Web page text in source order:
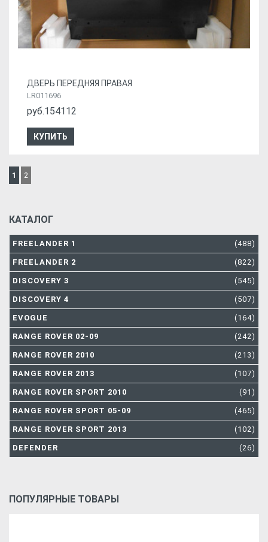
ДВЕРЬ ПЕРЕДНЯЯ ПРАВАЯ
LR011696
руб.154112
КУПИТЬ
1 2
КАТАЛОГ
FREELANDER 1 (488)
FREELANDER 2 (822)
DISCOVERY 3 (545)
DISCOVERY 4 (507)
EVOGUE (164)
RANGE ROVER 02-09 (242)
RANGE ROVER 2010 (213)
RANGE ROVER 2013 (107)
RANGE ROVER SPORT 2010 (91)
RANGE ROVER SPORT 05-09 (465)
RANGE ROVER SPORT 2013 (102)
DEFENDER (26)
ПОПУЛЯРНЫЕ ТОВАРЫ